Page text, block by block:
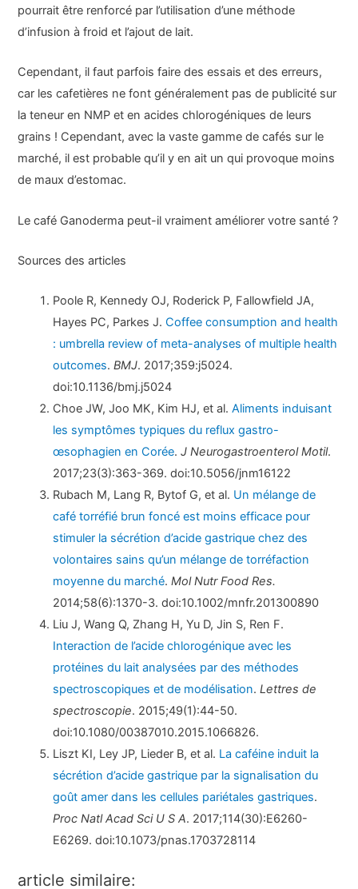
pourrait être renforcé par l’utilisation d’une méthode
d’infusion à froid et l’ajout de lait.
Cependant, il faut parfois faire des essais et des erreurs,
car les cafetières ne font généralement pas de publicité sur
la teneur en NMP et en acides chlorogéniques de leurs
grains ! Cependant, avec la vaste gamme de cafés sur le
marché, il est probable qu’il y en ait un qui provoque moins
de maux d’estomac.
Le café Ganoderma peut-il vraiment améliorer votre santé ?
Sources des articles
Poole R, Kennedy OJ, Roderick P, Fallowfield JA,
Hayes PC, Parkes J.Coffee consumption and health
: umbrella review of meta-analyses of multiple health
outcomes.BMJ. 2017;359:j5024.
doi:10.1136/bmj.j5024
Choe JW, Joo MK, Kim HJ, et al.Aliments induisant
les symptômes typiques du reflux gastro-
œsophagien en Corée.J Neurogastroenterol Motil.
2017;23(3):363-369. doi:10.5056/jnm16122
Rubach M, Lang R, Bytof G, et al. Un mélange de
café torréfié brun foncé est moins efficace pour
stimuler la sécrétion d’acide gastrique chez des
volontaires sains qu’un mélange de torréfaction
moyenne du marché.Mol Nutr Food Res.
2014;58(6):1370-3. doi:10.1002/mnfr.201300890
Liu J, Wang Q, Zhang H, Yu D, Jin S, Ren F.
Interaction de l’acide chlorogénique avec les
protéines du lait analysées par des méthodes
spectroscopiques et de modélisation.Lettres de
spectroscopie. 2015;49(1):44-50.
doi:10.1080/00387010.2015.1066826.
Liszt KI, Ley JP, Lieder B, et al. La caféine induit la
sécrétion d’acide gastrique par la signalisation du
goût amer dans les cellules pariétales gastriques.
Proc Natl Acad Sci U S A. 2017;114(30):E6260-
E6269. doi:10.1073/pnas.1703728114
article similaire: